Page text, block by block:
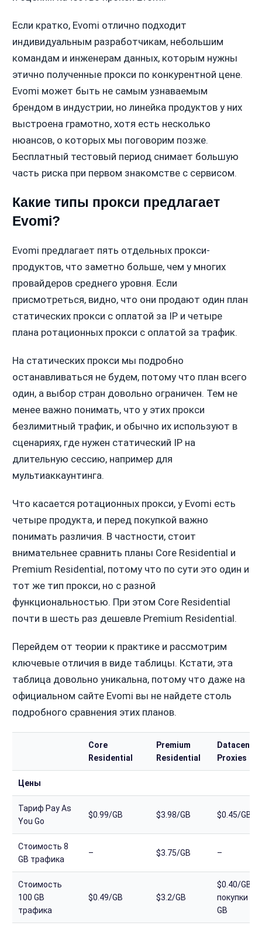
Если кратко, Evomi отлично подходит
индивидуальным разработчикам, небольшим
командам и инженерам данных, которым нужны
этично полученные прокси по конкурентной цене.
Evomi может быть не самым узнаваемым
брендом в индустрии, но линейка продуктов у них
выстроена грамотно, хотя есть несколько
нюансов, о которых мы поговорим позже.
Бесплатный тестовый период снимает большую
часть риска при первом знакомстве с сервисом.
Какие типы прокси предлагает
Evomi?
Evomi предлагает пять отдельных прокси-
продуктов, что заметно больше, чем у многих
провайдеров среднего уровня. Если
присмотреться, видно, что они продают один план
статических прокси с оплатой за IP и четыре
плана ротационных прокси с оплатой за трафик.
На статических прокси мы подробно
останавливаться не будем, потому что план всего
один, а выбор стран довольно ограничен. Тем не
менее важно понимать, что у этих прокси
безлимитный трафик, и обычно их используют в
сценариях, где нужен статический IP на
длительную сессию, например для
мультиаккаунтинга.
Что касается ротационных прокси, у Evomi есть
четыре продукта, и перед покупкой важно
понимать различия. В частности, стоит
внимательнее сравнить планы Core Residential и
Premium Residential, потому что по сути это один и
тот же тип прокси, но с разной
функциональностью. При этом Core Residential
почти в шесть раз дешевле Premium Residential.
Перейдем от теории к практике и рассмотрим
ключевые отличия в виде таблицы. Кстати, эта
таблица довольно уникальна, потому что даже на
официальном сайте Evomi вы не найдете столь
подробного сравнения этих планов.
Core
Residential
Premium
Residential
Datacenter
Proxies
Цены
Тариф Pay As
You Go
$0.99/GB $3.98/GB $0.45/GB
Стоимость 8
GB трафика
– $3.75/GB –
Стоимость
100 GB
трафика
$0.49/GB $3.2/GB
$0.40/GB,
покупки от
GB